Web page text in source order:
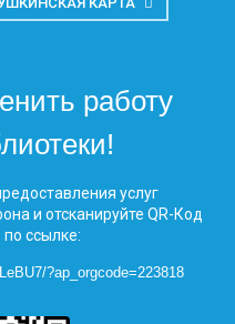
работу
услуг
и отсканируйте QR-Код
ссылке:
?ap_orgcode=223818